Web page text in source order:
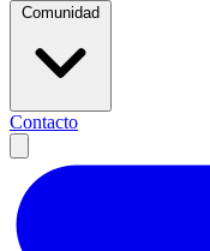
Comunidad
Contacto